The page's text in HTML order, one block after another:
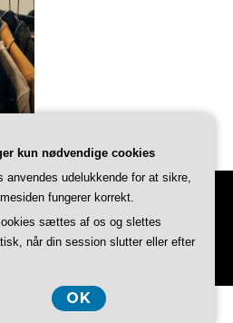
Magasinet. All Rights
ByBlossom Themes
. Privatlivspolitik
DK3740 7739
kun nødvendige cookies
anvendes udelukkende for at sikre,
fungerer korrekt.
sættes af os og slettes
når din session slutter eller efter
OK